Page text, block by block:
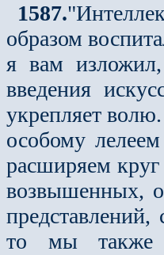
1587.
образом
я вам
введения
укрепляет
особому
расширяем круг
возвышенных,
то мы также